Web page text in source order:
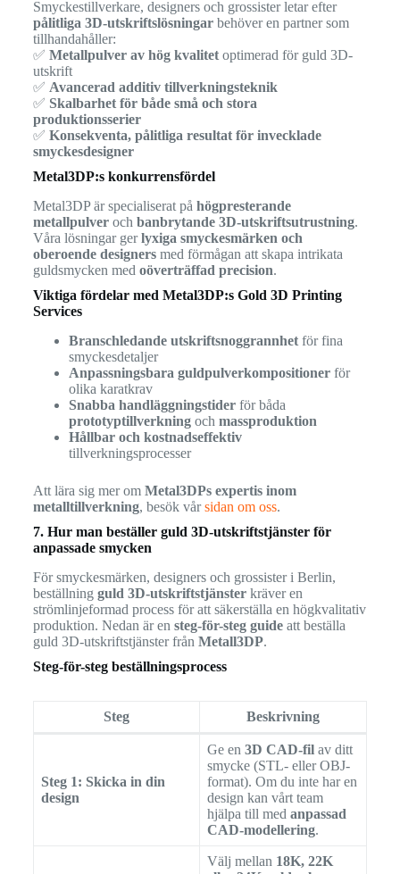
Smyckestillverkare, designers och grossister letar efter
pålitliga 3D-utskriftslösningarbehöver en partner som
tillhandahåller:
✅ Metallpulver av hög kvalitetoptimerad för guld 3D-
utskrift
✅ Avancerad additiv tillverkningsteknik
✅ Skalbarhet för både små och stora
produktionsserier
✅ Konsekventa, pålitliga resultat för invecklade
smyckesdesigner
Metal3DP:s konkurrensfördel
Metal3DP är specialiserat på högpresterande
metallpulveroch banbrytande 3D-utskriftsutrustning.
Våra lösningar gerlyxiga smyckesmärken och
oberoende designersmed förmågan att skapa intrikata
guldsmycken med oöverträffad precision.
Viktiga fördelar med Metal3DP:s Gold 3D Printing
Services
Branschledande utskriftsnoggrannhetför fina
smyckesdetaljer
Anpassningsbara guldpulverkompositionerför
olika karatkrav
Snabba handläggningstiderför båda
prototyptillverkningoch massproduktion
Hållbar och kostnadseffektiv
tillverkningsprocesser
Att lära sig mer om Metal3DPs expertis inom
metalltillverkning, besök vårsidan om oss.
7. Hur man beställer guld 3D-utskriftstjänster för
anpassade smycken
För smyckesmärken, designers och grossister i Berlin,
beställning guld 3D-utskriftstjänsterkräver en
strömlinjeformad process för att säkerställa en högkvalitativ
produktion. Nedan är en steg-för-steg guideatt beställa
guld 3D-utskriftstjänster från Metall3DP.
Steg-för-steg beställningsprocess
Steg Beskrivning
Steg 1: Skicka in din
design
Ge en 3D CAD-filav ditt
smycke (STL- eller OBJ-
format). Om du inte har en
design kan vårt team
hjälpa till med anpassad
CAD-modellering.
Välj mellan 18K, 22K